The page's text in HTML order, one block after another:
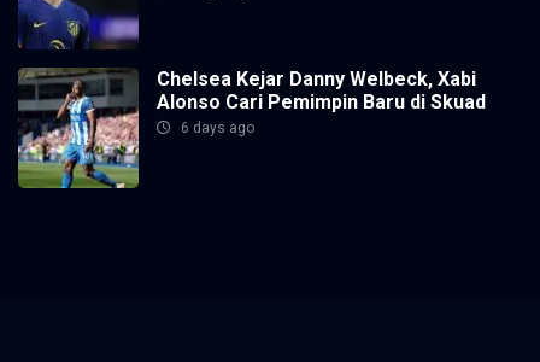
Chelsea Kejar Danny Welbeck, Xabi
Alonso Cari Pemimpin Baru di Skuad
6 days ago